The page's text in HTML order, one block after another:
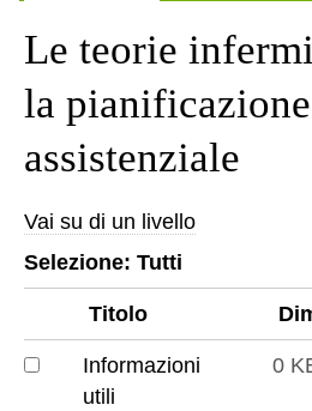
Le teorie
la pianificazione
assistenziale
Vai su di un livello
Selezione:Tutti
Titolo
Informazioni
Informazioni
utili
0